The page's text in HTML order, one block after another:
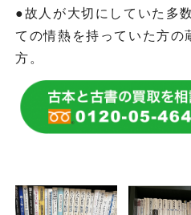
●故人が大切にしていた多
ての情熱を持っていた方の
方。